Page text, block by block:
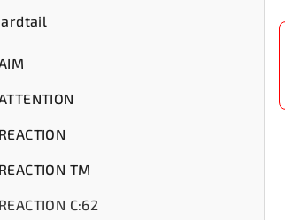
REACTION
REACTION TM
REACTION C:62